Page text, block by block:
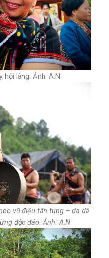
làng. Ảnh: A.N
vũ điệu tân tung – da dá
độc đáo. Ảnh: A.N